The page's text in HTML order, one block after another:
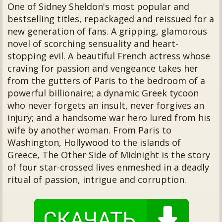
One of Sidney Sheldon's most popular and
bestselling titles, repackaged and reissued for a
new generation of fans. A gripping, glamorous
novel of scorching sensuality and heart-
stopping evil. A beautiful French actress whose
craving for passion and vengeance takes her
from the gutters of Paris to the bedroom of a
powerful billionaire; a dynamic Greek tycoon
who never forgets an insult, never forgives an
injury; and a handsome war hero lured from his
wife by another woman. From Paris to
Washington, Hollywood to the islands of
Greece, The Other Side of Midnight is the story
of four star-crossed lives enmeshed in a deadly
ritual of passion, intrigue and corruption.